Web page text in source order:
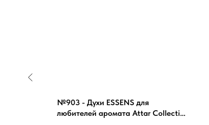
№903 - Духи ESSENS для
любителей аромата Attar Collection